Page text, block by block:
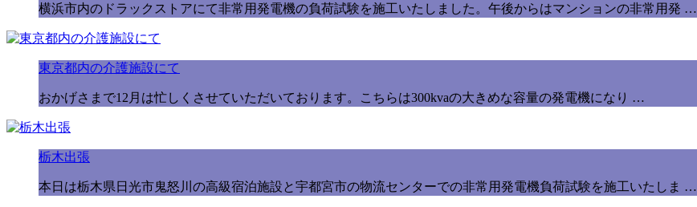
横浜市内のドラックストアにて非常用発電機の負荷試験を施工いたしました。午後からはマンションの非常用発 …
東京都内の介護施設にて
おかげさまで12月は忙しくさせていただいております。こちらは300kvaの大きめな容量の発電機になり …
栃木出張
本日は栃木県日光市鬼怒川の高級宿泊施設と宇都宮市の物流センターでの非常用発電機負荷試験を施工いたしま …